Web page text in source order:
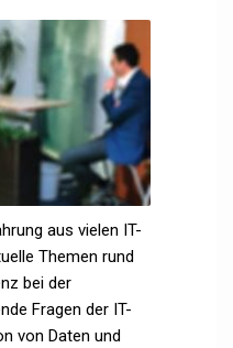
aus vielen IT-
Themen rund
bei der
Fragen der IT-
von Daten und